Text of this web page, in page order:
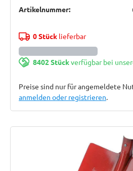
Artikelnummer:
0 Stücklieferbar
8402 Stückverfügbar bei
Preise sind nur für angemeldete
anmelden oder registrieren.